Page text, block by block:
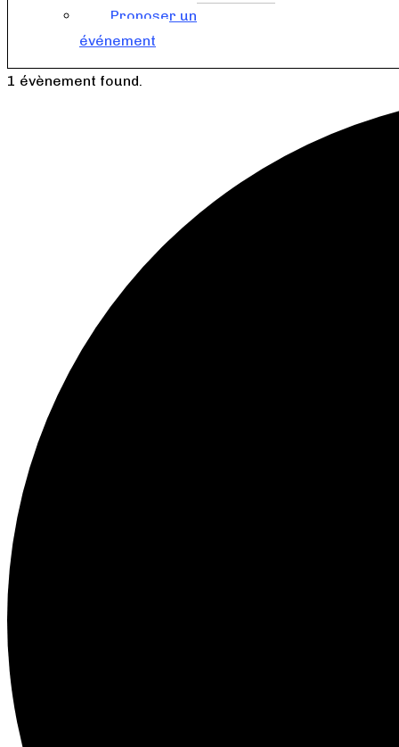
Proposer un
événement
1 évènement found.